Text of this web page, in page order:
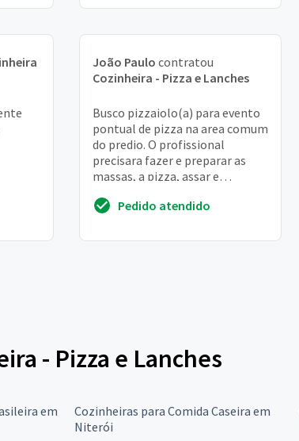
João Paulo contratou
Cozinheira - Pizza e Lanches
Busco pizzaiolo(a) para evento
pontual de pizza na area comum
do predio. O profissional
precisara fazer e preparar as
massas, a pizza, assar e
pontual. Impo...
Pedido atendido
- Pizza e Lanches
em
Cozinheiras para Comida Caseira em
Niterói